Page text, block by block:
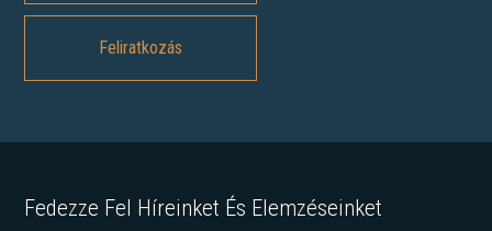
Fedezze Fel Híreinket És Elemzéseinket